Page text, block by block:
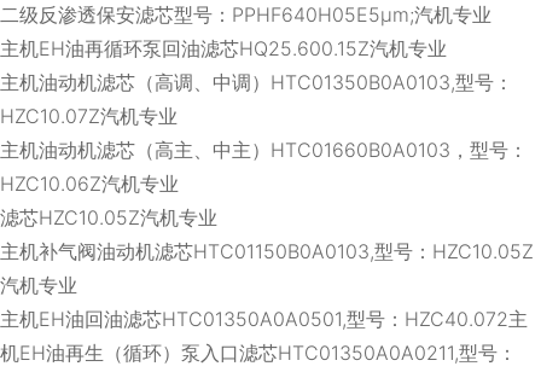
二级反渗透保安滤芯型号：PPHF640H05E5μm;汽机专业
主机EH油再循环泵回油滤芯HQ25.600.15Z汽机专业
主机油动机滤芯（高调、中调）HTC01350B0A0103,型号：
HZC10.07Z汽机专业
主机油动机滤芯（高主、中主）HTC01660B0A0103，型号：
HZC10.06Z汽机专业
滤芯HZC10.05Z汽机专业
主机补气阀油动机滤芯HTC01150B0A0103,型号：HZC10.05Z
汽机专业
主机EH油回油滤芯HTC01350A0A0501,型号：HZC40.072主
机EH油再生（循环）泵入口滤芯HTC01350A0A0211,型号：